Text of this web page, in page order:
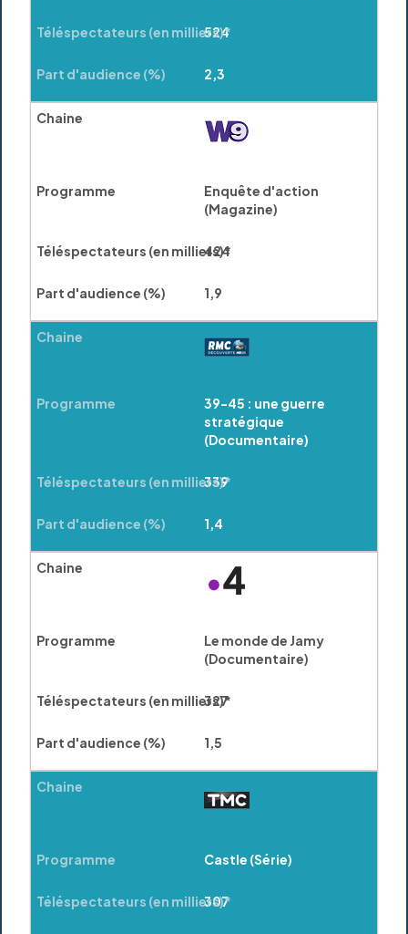
524
2,3
Enquête d'action
(Magazine)
424
1,9
39-45 : une guerre
stratégique
(Documentaire)
339
1,4
Le monde de Jamy
(Documentaire)
327
1,5
Castle (Série)
307